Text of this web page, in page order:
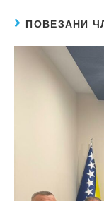
ПОВЕЗАНИ